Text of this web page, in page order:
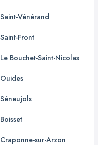
Saint-Vénérand
Saint-Front
Le Bouchet-Saint-Nicolas
Ouides
Séneujols
Boisset
Craponne-sur-Arzon